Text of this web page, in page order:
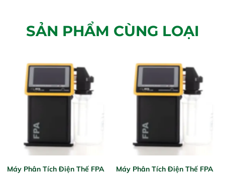
SẢN PHẨM CÙNG LOẠI
Máy Phân Tích Điện Thế FPA
Máy Phân Tích Điện Thế FPA